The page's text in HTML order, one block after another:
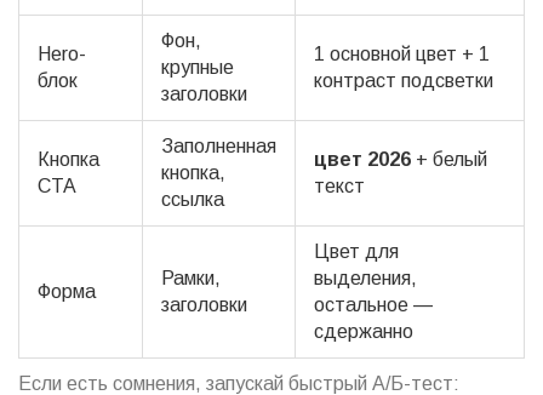
Hero-
блок
Фон,
крупные
заголовки
1 основной цвет + 1
контраст подсветки
Кнопка
CTA
Заполненная
кнопка,
ссылка
цвет 2026 + белый
текст
Форма
Рамки,
заголовки
Цвет для
выделения,
остальное —
сдержанно
Если есть сомнения, запускай быстрый А/Б-тест: